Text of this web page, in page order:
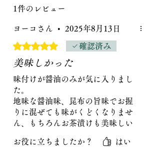
よく合います。
スーパーではなかなか出会えない、
げた塩昆布。
100年以上昆布と向き合ってきた吹田
すめできる一品です。
1件のレビュー
ヨーコさん • 2025年8月13日
5つ星のうち5と評価されています。
確認済み
美味しかった
味付けが醤油のみが気に入りまし
た。
地味な醤油味、昆布の旨味でお握
りに混ぜても味がくどくなりませ
ん、もちろんお茶漬けも美味しい
お役に立ちましたか？
はい